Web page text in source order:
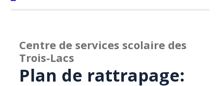
Centre de services scolaire des
Trois-Lacs
Plan de rattrapage: